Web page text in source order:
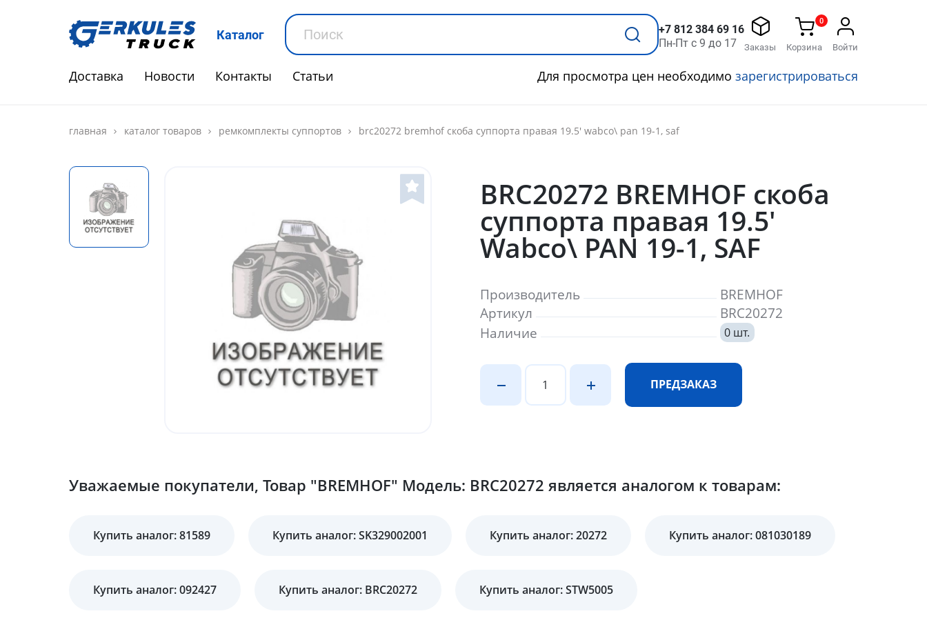
Каталог
+7 812 384 69 16
Пн-Пт с 9 до 17
Заказы
0
Корзина Войти
Доставка Новости Контакты Статьи Для просмотра цен необходимо зарегистрироваться
главная каталог товаров ремкомплекты суппортов brc20272 bremhof скоба суппорта правая 19.5' wabco\ pan 19-1, saf
BRC20272 BREMHOF скоба
суппорта правая 19.5'
Wabco\ PAN 19-1, SAF
Производитель
BREMHOF
Артикул
BRC20272
Наличие
0 шт.
ПРЕДЗАКАЗ
Уважаемые покупатели, Товар "BREMHOF" Модель: BRC20272 является аналогом к товарам:
Купить аналог: 81589 Купить аналог: SK329002001 Купить аналог: 20272 Купить аналог: 081030189
Купить аналог: 092427 Купить аналог: BRC20272 Купить аналог: STW5005